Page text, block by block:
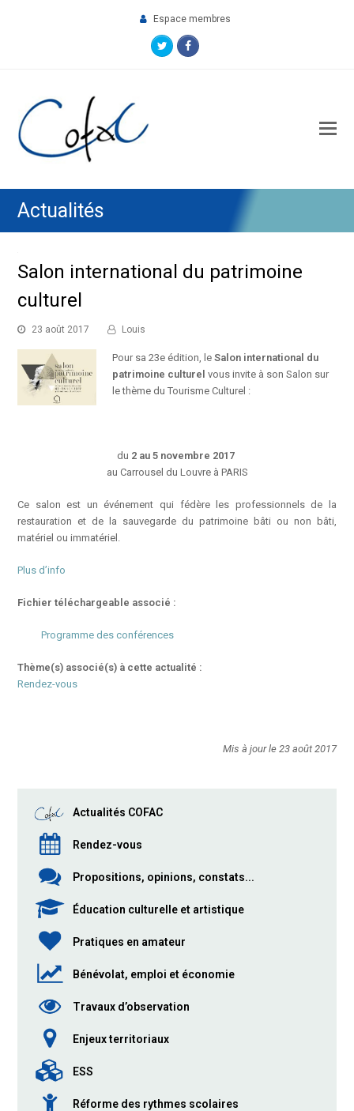
Espace membres
TwitterFacebook
Actualités
Salon international du patrimoine
culturel
23 août 2017 Louis
Pour sa 23e édition, leSalon international du
patrimoine culturel vous invite à son Salon sur
le thème du Tourisme Culturel :
du 2 au 5 novembre 2017
au Carrousel du Louvre à PARIS
Ce salon est un événement qui fédère les professionnels de la
restauration et de la sauvegarde du patrimoine bâti ou non bâti,
matériel ou immatériel.
Plus d’info
Fichier téléchargeable associé :
Programme des conférences
Thème(s) associé(s) à cette actualité :
Rendez-vous
Mis à jour le 23 août 2017
Actualités COFAC
Rendez-vous
Propositions, opinions, constats...
Éducation culturelle et artistique
Pratiques en amateur
Bénévolat, emploi et économie
Travaux d’observation
Enjeux territoriaux
ESS
Réforme des rythmes scolaires